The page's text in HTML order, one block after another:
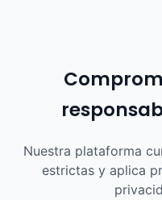
Nuestra plataforma
estrictas y aplica